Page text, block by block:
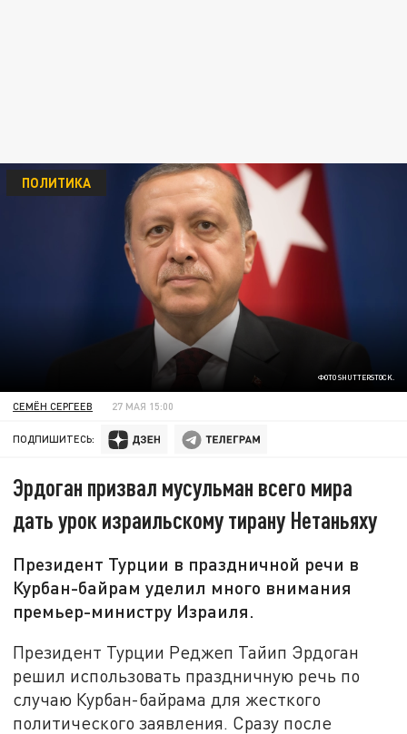
ФОТО SHUTTERSTOCK.
ПОЛИТИКА
СЕМЁН СЕРГЕЕВ 27 МАЯ 15:00
ПОДПИШИТЕСЬ:
Эрдоган призвал мусульман всего мира
дать урок израильскому тирану Нетаньяху
Президент Турции в праздничной речи в
Курбан-байрам уделил много внимания
премьер-министру Израиля.
Президент Турции Реджеп Тайип Эрдоган
решил использовать праздничную речь по
случаю Курбан-байрама для жесткого
политического заявления. Сразу после